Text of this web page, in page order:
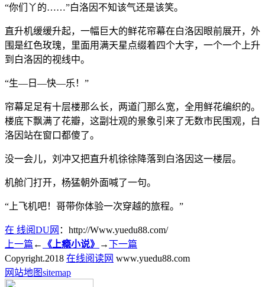
“你们丫的……”白洛因不知该气还是该笑。
直升机缓缓升起，一幅巨大的鲜花帘幕在白洛因眼前展开，外
围是红色玫瑰，里面用满天星点缀着四个大字，一个一个上升
到白洛因的视线中。
“生—日—快—乐！”
帘幕足足有十层楼那么长，两道门那么宽，全用鲜花编织的。
楼底下飘满了花瓣，这副壮观的景象引来了无数市民围观，白
洛因站在窗口都傻了。
没一会儿，刘冲又把直升机徐徐降落到白洛因这一楼层。
机舱门打开，杨猛朝外面喊了一句。
“上飞机吧！哥带你体验一次穿越的旅程。”
在 线阅DU网 ：http://Www.yuedu88.com/
上一篇 ← 《上瘾小说》 →下一篇
Copyright.2018 在线阅读网 www.yuedu88.com
网站地图sitemap